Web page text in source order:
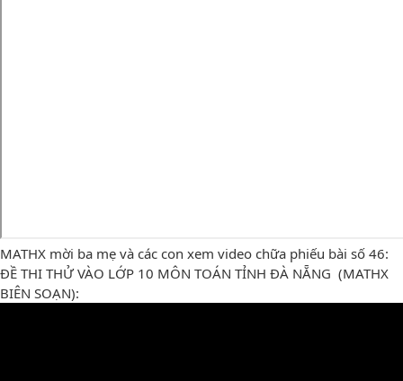
MATHX mời ba mẹ và các con xem video chữa phiếu bài số 46:
ĐỀ THI THỬ VÀO LỚP 10 MÔN TOÁN TỈNH ĐÀ NẴNG (MATHX
BIÊN SOẠN):